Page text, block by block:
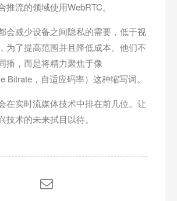
推流的领域使用WebRTC。
会减少设备之间隐私的需要，低于视
为了提高范围并且降低成本。他们不
播，而是将精力聚焦于像
Bitrate，自适应码率）这种缩写词。
在实时流媒体技术中排在前几位。让
技术的未来拭目以待。